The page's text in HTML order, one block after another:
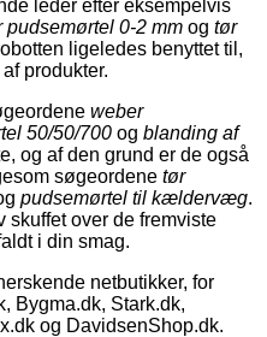
leder efter eksempelvis
pudsemørtel 0-2 mm og tør
ligeledes benyttet til,
produkter.
weber
50/50/700 og blanding af
og af den grund er de også
søgeordene tør
pudsemørtel til kældervæg.
skuffet over de fremviste
i din smag.
netbutikker, for
Bygma.dk, Stark.dk,
og DavidsenShop.dk.